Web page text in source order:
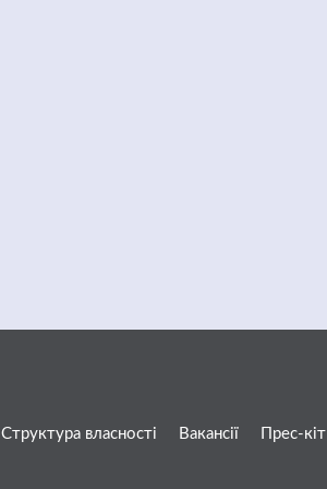
Структура власності Вакансії
Прес-кіт